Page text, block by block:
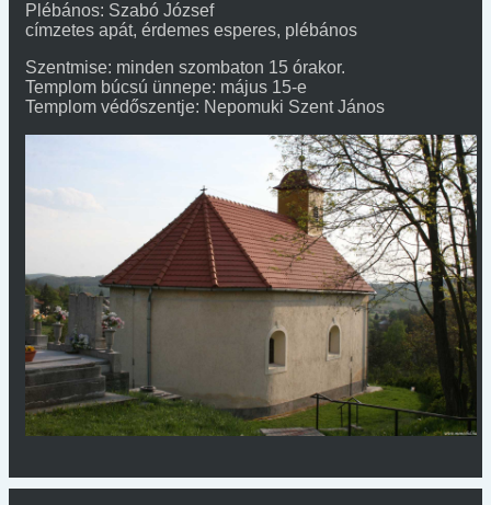
Plébános: Szabó József
címzetes apát, érdemes esperes, plébános
Szentmise: minden szombaton 15 órakor.
Templom búcsú ünnepe: május 15-e
Templom védőszentje: Nepomuki Szent János